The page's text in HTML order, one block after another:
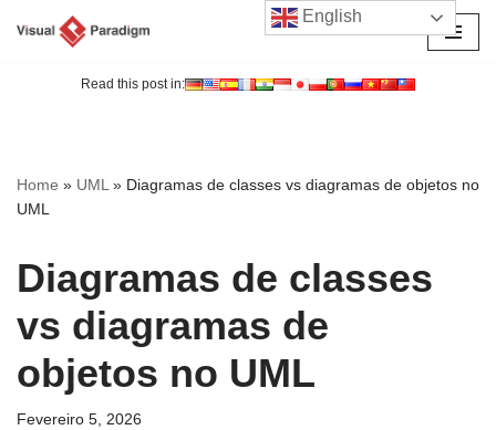
Read this post in:
Home » UML» Diagramas de classes vs diagramas de objetos no
UML
Diagramas de classes
vs diagramas de
objetos no UML
Fevereiro 5, 2026
English